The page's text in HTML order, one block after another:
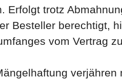
Erfolgt trotz
Besteller berechtigt,
vom Vertrag
verjähren